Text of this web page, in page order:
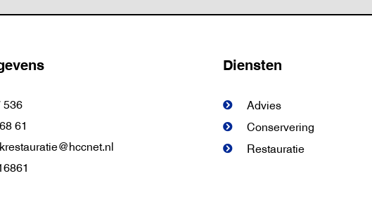
536
61
Diensten
Advies
Conservering
Restauratie